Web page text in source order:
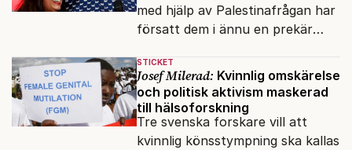
med hjälp av Palestinafrågan har
försatt dem i ännu en prekär
terrorvurm.
STICKET
Josef Milerad: Kvinnlig omskärelse
och politisk aktivism maskerad
till hälsoforskning
Tre svenska forskare vill att
kvinnlig könsstympning ska kallas